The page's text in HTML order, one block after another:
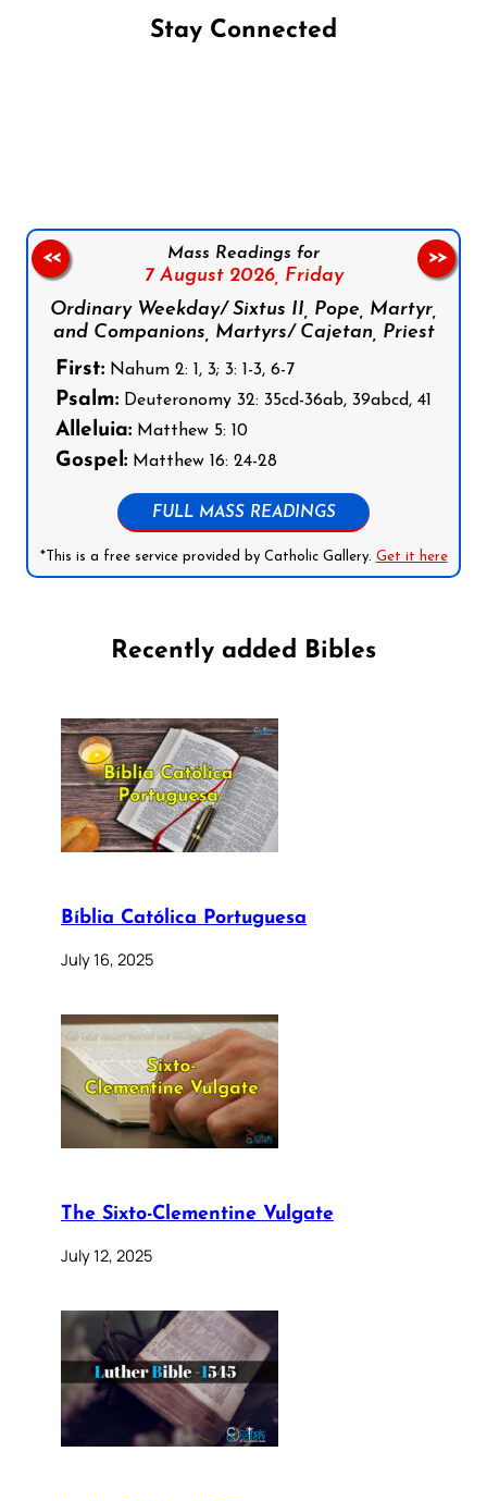
Stay Connected
Mass Readings for
7 August 2026, Friday
Ordinary Weekday/ Sixtus II, Pope, Martyr,
and Companions, Martyrs/ Cajetan, Priest
First: Nahum 2: 1, 3; 3: 1-3, 6-7
Psalm: Deuteronomy 32: 35cd-36ab, 39abcd, 41
Alleluia: Matthew 5: 10
Gospel: Matthew 16: 24-28
FULL MASS READINGS
*This is a free service provided by Catholic Gallery. Get it here
<< >>
Recently added Bibles
Bíblia Católica Portuguesa
July 16, 2025
The Sixto-Clementine Vulgate
July 12, 2025